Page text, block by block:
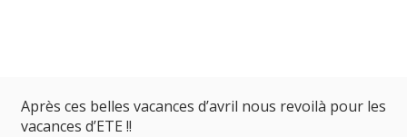
Après ces belles vacances d’avril nous revoilà pour les
vacances d’ETE !!